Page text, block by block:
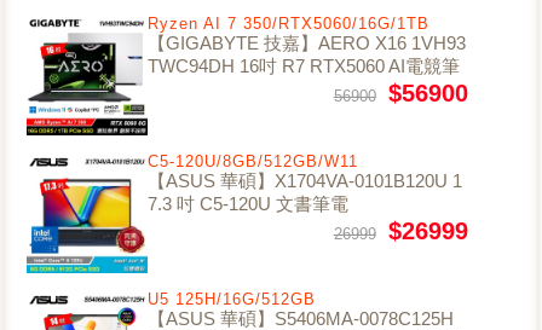
Ryzen AI 7 350/RTX5060/16G/1TB
【GIGABYTE 技嘉】AERO X16 1VH93
TWC94DH 16吋 R7 RTX5060 AI電競筆
56900 $56900
C5-120U/8GB/512GB/W11
【ASUS 華碩】X1704VA-0101B120U 1
7.3 吋 C5-120U 文書筆電
26999 $26999
U5 125H/16G/512GB
【ASUS 華碩】S5406MA-0078C125H